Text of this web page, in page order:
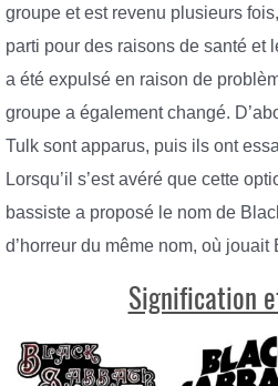
groupe et est revenu plusieurs
parti pour des raisons de santé et
a été expulsé en raison de
groupe a également changé.
Tulk sont apparus, puis ils ont
Lorsqu’il s’est avéré que cette
bassiste a proposé le nom de
d’horreur du même nom, où jouait
Signification